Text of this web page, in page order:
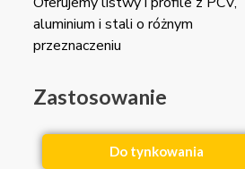
aluminium i stali o różnym
przeznaczeniu
Zastosowanie
Do tynkowania